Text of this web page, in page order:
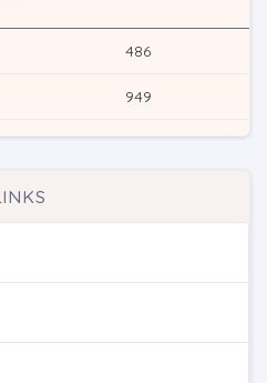
486
949